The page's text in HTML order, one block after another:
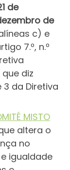
de
de
c) e
7.º, n.º
diz
3 da Diretiva
MISTO
altera o
no
igualdade